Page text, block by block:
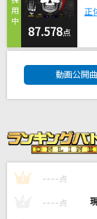
[生音]カブトム
アカペラ
ハウンド・ドッグ
コンタクトケ
Saucy Dog
機械油
ずっと真夜中でいい
87.578点
正
動画公開
1 ---- 点
---- 点